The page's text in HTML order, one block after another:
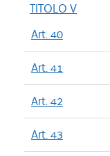
TITOLO V
Art. 40
Art. 41
Art. 42
Art. 43